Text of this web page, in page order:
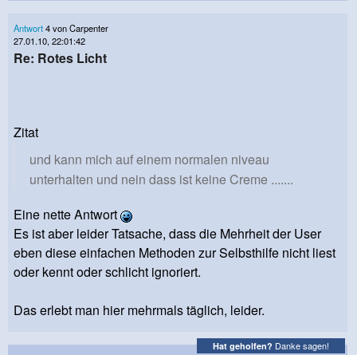
Antwort4 von Carpenter
27.01.10, 22:01:42
Re: Rotes Licht
Zitat
und kann mich auf einem normalen niveau
unterhalten und nein dass ist keine Creme .......
Eine nette Antwort
Es ist aber leider Tatsache, dass die Mehrheit der User
eben diese einfachen Methoden zur Selbsthilfe nicht liest
oder kennt oder schlicht ignoriert.
Das erlebt man hier mehrmals täglich, leider.
Hat geholfen? Danke sagen!